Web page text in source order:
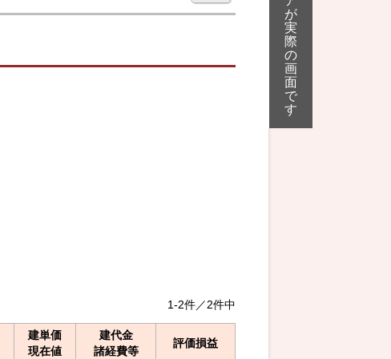
が
実
際
の
画
面
で
す
1-2件／2件中
建単価
現在値
建代金
諸経費等
評価損益